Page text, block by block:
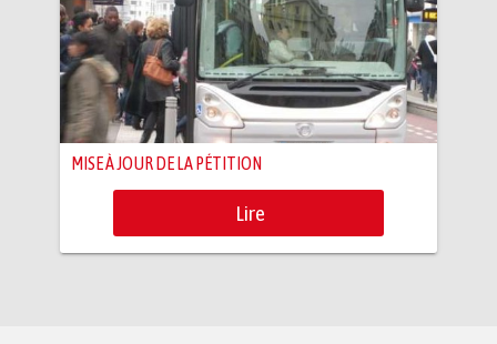
MISE À JOUR DE LA PÉTITION
Lire